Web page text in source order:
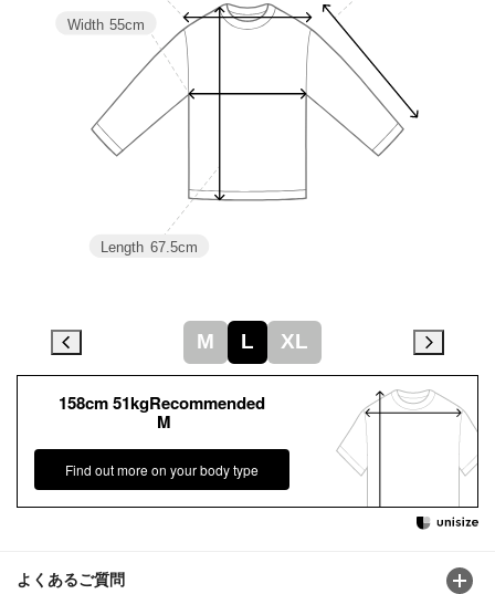
よくあるご質問
158cm 51kgRecommended
M
Find out more on your body type
Length 67.5cm
Width 55cm
M L XL